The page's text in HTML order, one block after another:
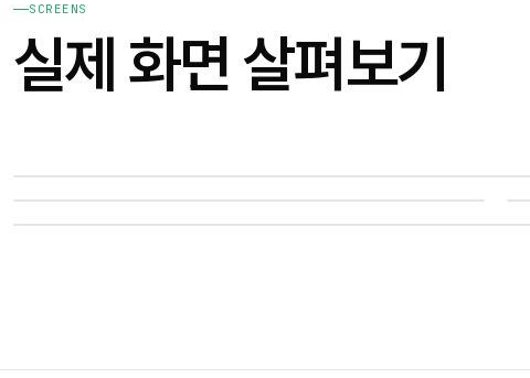
SCREENS
실제 화면 살펴보기
01 i
03 i